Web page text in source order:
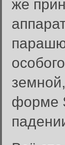
же
форме